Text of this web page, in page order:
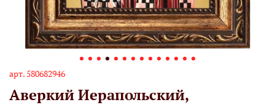
арт. 580682946
Аверкий Иерапольский,